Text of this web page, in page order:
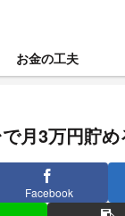
お金の工夫
月3万円貯
Facebook